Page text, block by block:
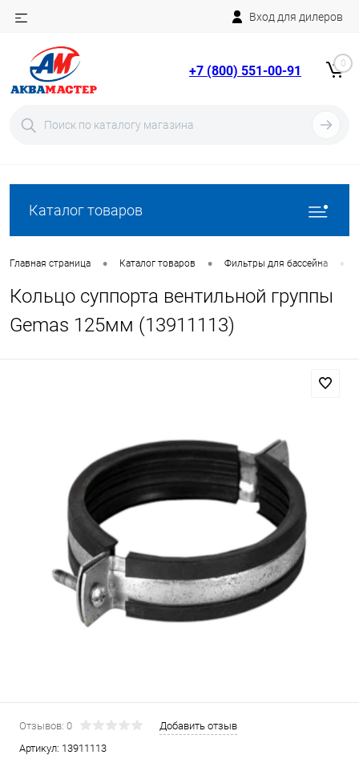
Вход для дилеров
+7 (800) 551-00-91 0
Каталог товаров
Главная страница • Каталог товаров • Фильтры для бассейна •
Кольцо суппорта вентильной группы
Gemas 125мм (13911113)
Отзывов: 0
Добавить отзыв
Артикул: 13911113